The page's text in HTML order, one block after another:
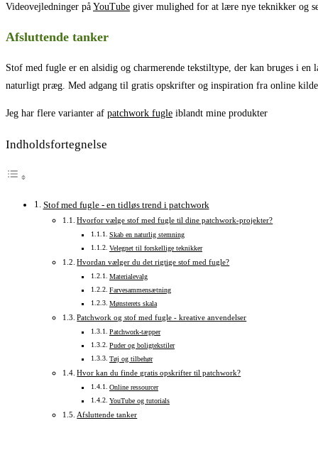
Videovejledninger på YouTube giver mulighed for at lære nye teknikker og
Afsluttende tanker
Stof med fugle er en alsidig og charmerende tekstiltype, der kan bruges i
naturligt præg. Med adgang til gratis opskrifter og inspiration fra online
Jeg har flere varianter af patchwork fugle iblandt mine produkter
Indholdsfortegnelse
Stof med fugle - en tidløs trend i patchwork
Hvorfor vælge stof med fugle til dine patchwork-projekter?
Skab en naturlig stemning
Velegnet til forskellige teknikker
Hvordan vælger du det rigtige stof med fugle?
Materialevalg
Farvesammensætning
Mønsterets skala
Patchwork og stof med fugle - kreative anvendelser
Patchwork-tæpper
Puder og boligtekstiler
Tøj og tilbehør
Hvor kan du finde gratis opskrifter til patchwork?
Online ressourcer
YouTube og tutorials
Afsluttende tanker